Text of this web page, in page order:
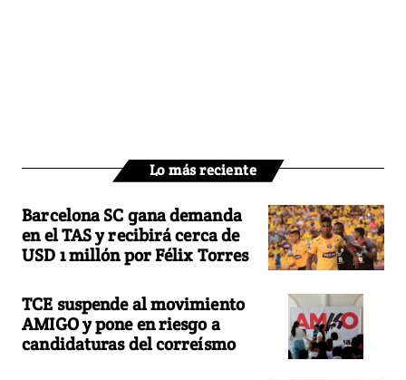
Lo más reciente
Barcelona SC gana demanda
en el TAS y recibirá cerca de
USD 1 millón por Félix Torres
TCE suspende al movimiento
AMIGO y pone en riesgo a
candidaturas del correísmo